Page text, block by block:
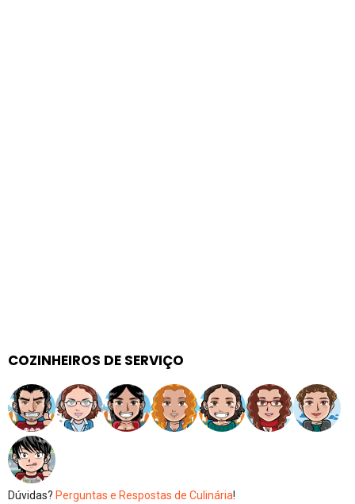
COZINHEIROS DE SERVIÇO
Dúvidas? Perguntas e Respostas de Culinária!